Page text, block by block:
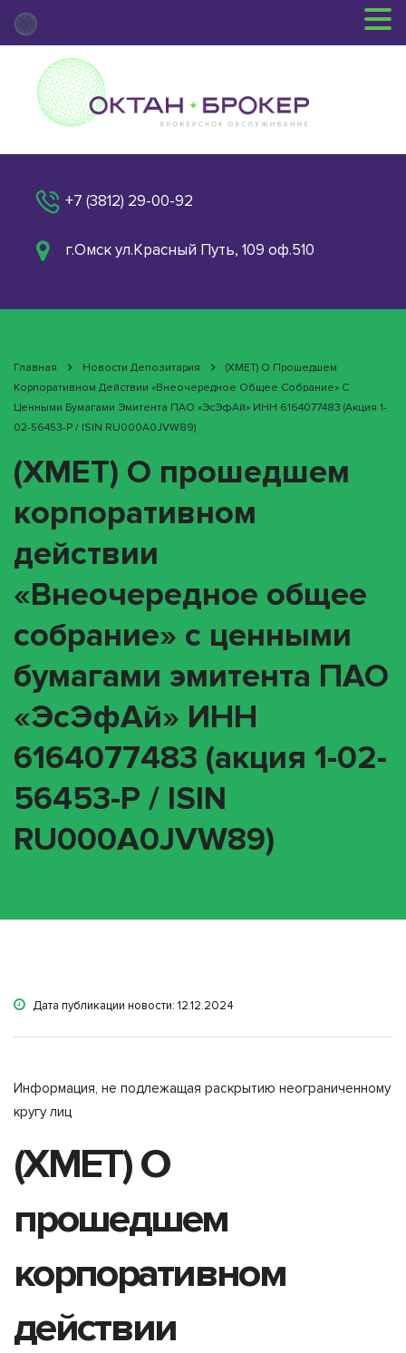
+7 (3812) 29-00-92
г.Омск ул.Красный Путь, 109 оф.510
Главная Новости Депозитария
(XMET) О Прошедшем
Корпоративном Действии «Внеочередное Общее Собрание» С
Ценными Бумагами Эмитента ПАО «ЭсЭфАй» ИНН 6164077483 (акция 1-
02-56453-P / ISIN RU000A0JVW89)
(XMET) О прошедшем
корпоративном
действии
«Внеочередное общее
собрание» с ценными
бумагами эмитента ПАО
«ЭсЭфАй» ИНН
6164077483 (акция 1-02-
56453-P / ISIN
RU000A0JVW89)
Дата публикации новости: 12.12.2024
Информация, не подлежащая раскрытию неограниченному
кругу лиц
(XMET) О
прошедшем
корпоративном
действии